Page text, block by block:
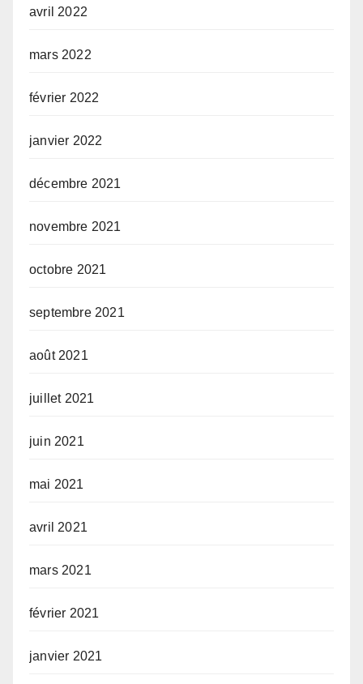
avril 2022
mars 2022
février 2022
janvier 2022
décembre 2021
novembre 2021
octobre 2021
septembre 2021
août 2021
juillet 2021
juin 2021
mai 2021
avril 2021
mars 2021
février 2021
janvier 2021